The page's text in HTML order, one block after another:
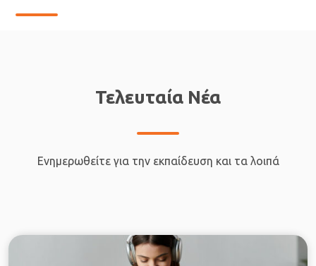
Τελευταία Νέα
Ενημερωθείτε για την εκπαίδευση και τα λοιπά